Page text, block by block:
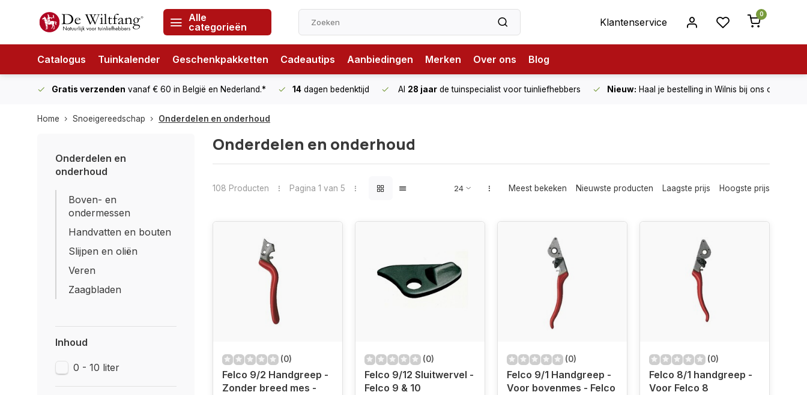
Alle
categorieën
Klantenservice
0
Catalogus Tuinkalender Geschenkpakketten Cadeautips Aanbiedingen Merken Over ons Blog
Gratis verzenden vanaf € 60 in België en Nederland.* 14 dagen bedenktijd Al 28 jaar de tuinspecialist voor tuinliefhebbers Nieuw: Haal je bestelling in Wilnis bij ons op!
Home Snoeigereedschap Onderdelen en onderhoud
Onderdelen en
onderhoud
Boven- en
ondermessen
Handvatten en bouten
Slijpen en oliën
Veren
Zaagbladen
Inhoud
0 - 10 liter
Onderdelen en onderhoud
108 Producten Pagina 1 van 5 Meest bekeken Nieuwste producten Laagste prijs Hoogste prijs
(0)
Felco 9/2 Handgreep -
Zonder breed mes -
(0)
Felco 9/12 Sluitwervel -
Felco 9 & 10
(0)
Felco 9/1 Handgreep -
Voor bovenmes - Felco
(0)
Felco 8/1 handgreep -
Voor Felco 8